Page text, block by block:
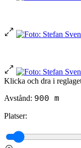
Klicka och dra i
Avstånd: 900 m
Platser: